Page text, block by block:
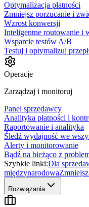
Optymalizacja płatności
Zmniejsz porzucanie i
Wzrost konwersji
Inteligentne routowanie i
Wsparcie testów A/B
Testuj i optymalizuj
Operacje
Zarządzaj i monitoruj
Panel sprzedawcy
Analityka płatności i
Raportowanie i analityka
Śledź wydajność we
Alerty i monitorowanie
Bądź na bieżąco z
Szybkie linki:Dla
międzynarodowa
Rozwiązania